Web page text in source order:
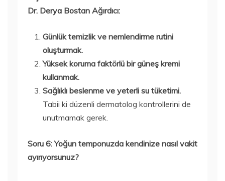
Dr. Derya Bostan Ağırdıcı:
Günlük temizlik ve nemlendirme rutini
oluşturmak.
Yüksek koruma faktörlü bir güneş kremi
kullanmak.
Sağlıklı beslenme ve yeterli su tüketimi.
Tabii ki düzenli dermatolog kontrollerini de
unutmamak gerek.
Soru 6: Yoğun temponuzda kendinize nasıl vakit
ayırıyorsunuz?